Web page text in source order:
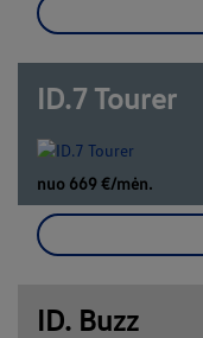
ID.7 Tourer
nuo 669 €/mėn.
ID. Buzz